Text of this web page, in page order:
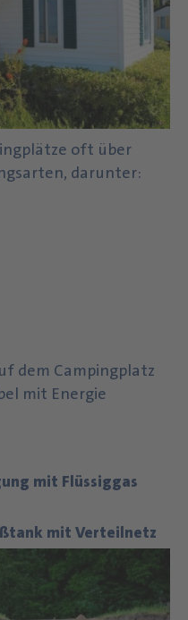
oft über
darunter:
dem Campingplatz
mit Energie
mit Flüssiggas
mit Verteilnetz